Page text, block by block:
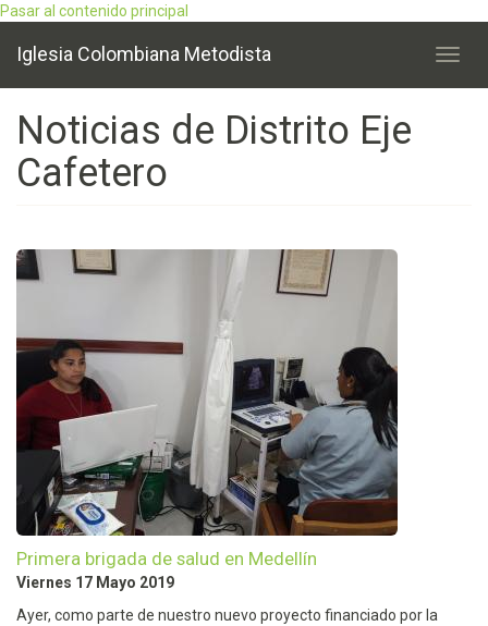
Pasar al contenido principal
Iglesia Colombiana Metodista
Noticias de Distrito Eje
Cafetero
Primera brigada de salud en Medellín
Viernes 17 Mayo 2019
Ayer, como parte de nuestro nuevo proyecto financiado por la